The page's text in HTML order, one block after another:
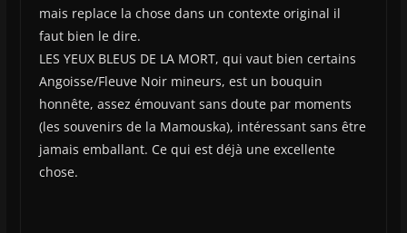
mais replace la chose dans un contexte original il
faut bien le dire.
LES YEUX BLEUS DE LA MORT, qui vaut bien certains
Angoisse/Fleuve Noir mineurs, est un bouquin
honnête, assez émouvant sans doute par moments
(les souvenirs de la Mamouska), intéressant sans être
jamais emballant. Ce qui est déjà une excellente
chose.